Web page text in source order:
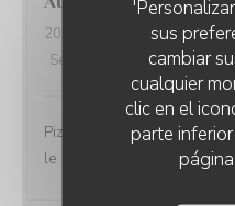
sus
cambiar
cualquier
clic en el
parte
2026-06-27
- 19:15 -
Servicio
Ambiente: 3/5
Pizzeria simple. De
le service